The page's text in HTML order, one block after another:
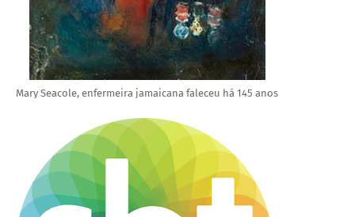
Mary Seacole, enfermeira jamaicana faleceu há 145 anos